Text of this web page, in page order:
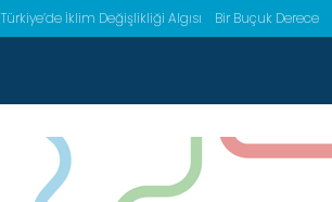
Türkiye’de İklim Değişlikliği Algısı Bir Buçuk Derece